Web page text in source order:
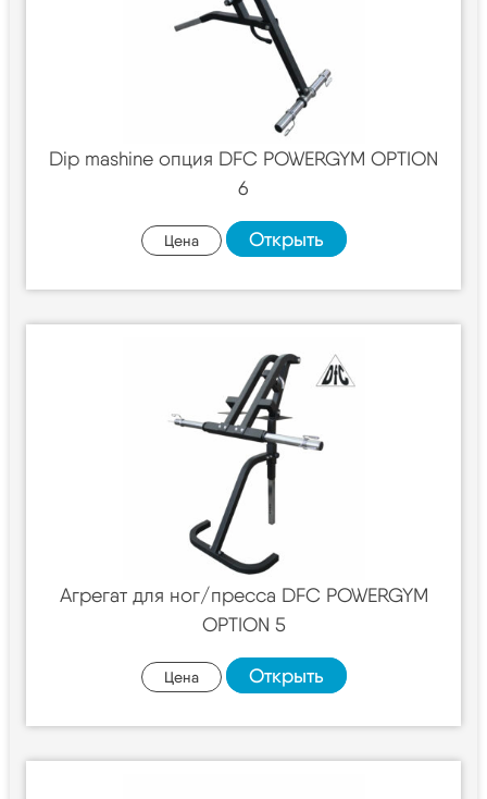
Dip mashine опция DFC POWERGYM OPTION
6
Цена Открыть
Агрегат для ног/пресса DFC POWERGYM
OPTION 5
Цена Открыть